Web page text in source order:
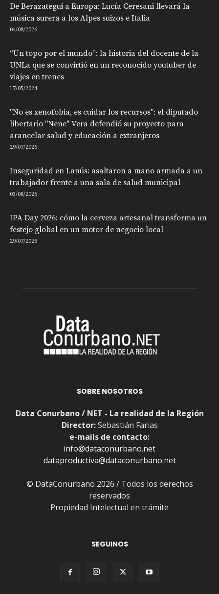
De Berazategui a Europa: Lucía Ceresani llevará la
música surera a los Alpes suizos e Italia
04/08/2026
“Un topo por el mundo”: la historia del docente de la
UNLa que se convirtió en un reconocido youtuber de
viajes en trenes
17/05/2024
"No es xenofobia, es cuidar los recursos": el diputado
libertario "Nene" Vera defendió su proyecto para
arancelar salud y educación a extranjeros
29/07/2026
Inseguridad en Lanús: asaltaron a mano armada a un
trabajador frente a una sala de salud municipal
03/08/2026
IPA Day 2026: cómo la cerveza artesanal transforma un
festejo global en un motor de negocio local
29/07/2026
SOBRE NOSOTROS
Data Conurbano / NET - La realidad de la Región
Director:Sebastián Farias
e-mails de contacto:
info@dataconurbano.net
dataproductiva@dataconurbano.net
© DataConurbano 2026 / Todos los derechos
reservados
Propiedad Intelectual en trámite
SEGUINOS